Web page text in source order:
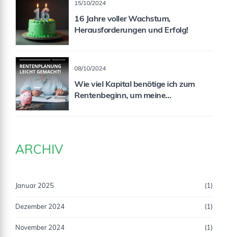
15/10/2024
16 Jahre voller Wachstum,
Herausforderungen und Erfolg!
08/10/2024
Wie viel Kapital benötige ich zum
Rentenbeginn, um meine
ARCHIV
Januar 2025 (1)
Dezember 2024 (1)
November 2024 (1)